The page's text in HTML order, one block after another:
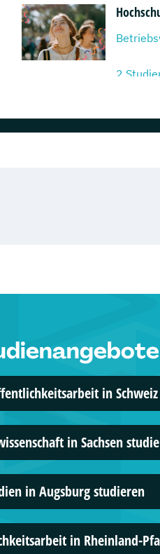
2
5
IST-
5
AKAD
Online-
4
in
in Sachsen
in Augsburg studieren
in Rheinland-